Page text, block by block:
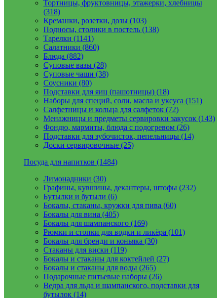
Тортницы, фруктовницы, этажерки, хлебницы
(318)
Креманки, розетки, дозы (103)
Подносы, столики в постель (138)
Тарелки (1141)
Салатники (860)
Блюда (882)
Суповые вазы (28)
Суповые чаши (38)
Соусники (80)
Подставки для яиц (пашотницы) (18)
Наборы для специй, соли, масла и уксуса (151)
Салфетницы и кольца для салфеток (72)
Менажницы и предметы сервировки закусок (143)
Фондю, мармиты, блюда с подогревом (26)
Подставки для зубочисток, пепельницы (14)
Доски сервировочные (25)
Посуда для напитков (1484)
Лимонадники (30)
Графины, кувшины, декантеры, штофы (232)
Бутылки и бутыли (6)
Бокалы, стаканы, кружки для пива (60)
Бокалы для вина (405)
Бокалы для шампанского (169)
Рюмки и стопки для водки и ликёра (101)
Бокалы для бренди и коньяка (30)
Стаканы для виски (119)
Бокалы и стаканы для коктейлей (27)
Бокалы и стаканы для воды (265)
Подарочные питьевые наборы (26)
Ведра для льда и шампанского, подставки для
бутылок (14)